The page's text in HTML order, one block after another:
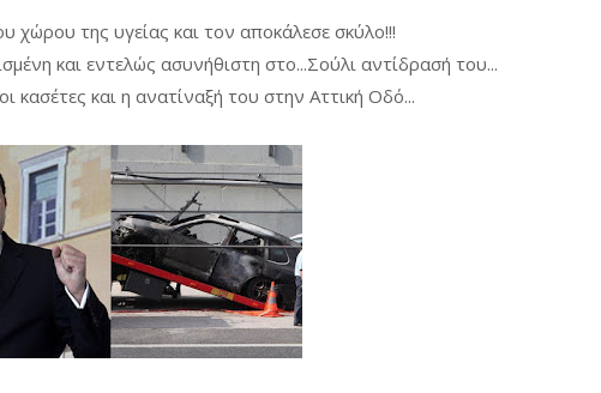
χώρου της υγείας και τον αποκάλεσε σκύλο!!!
και εντελώς ασυνήθιστη στο...Σούλι αντίδρασή του...
κασέτες και η ανατίναξή του στην Αττική Οδό...